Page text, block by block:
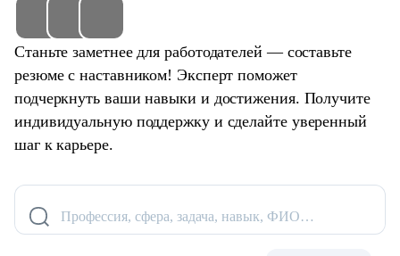
Станьте заметнее для работодателей — составьте
резюме с наставником! Эксперт поможет
подчеркнуть ваши навыки и достижения. Получите
индивидуальную поддержку и сделайте уверенный
шаг к карьере.
Профессия, сфера, задача, навык, ФИО…